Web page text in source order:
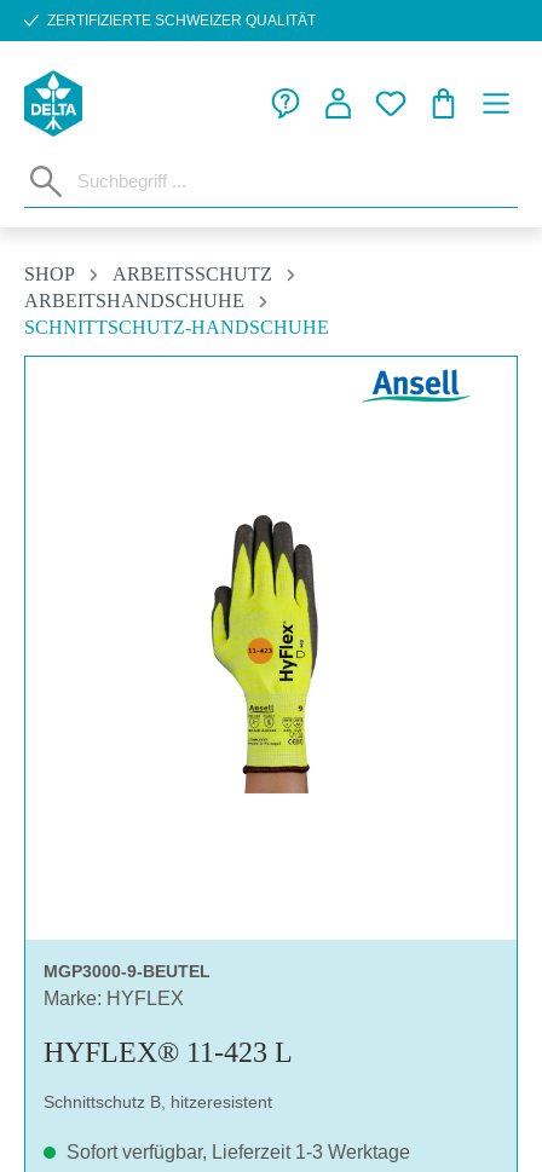
Zum Hauptinhalt springen
ZERTIFIZIERTE SCHWEIZER QUALITÄT
SHOP
ARBEITSSCHUTZ
ARBEITSHANDSCHUHE
SCHNITTSCHUTZ-HANDSCHUHE
MGP3000-9-BEUTEL
Marke: HYFLEX
HYFLEX® 11-423 L
Schnittschutz B, hitzeresistent
Sofort verfügbar, Lieferzeit 1-3 Werktage